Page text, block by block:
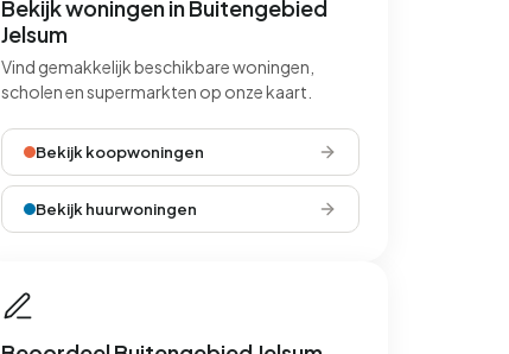
Bekijk woningen in Buitengebied
Jelsum
Vind gemakkelijk beschikbare woningen,
scholen en supermarkten op onze kaart.
Bekijk koopwoningen
Bekijk huurwoningen